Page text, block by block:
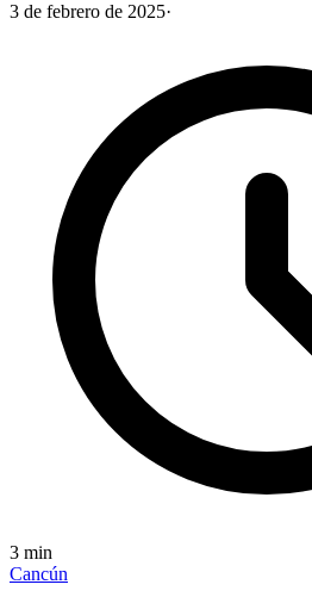
3 de febrero de 2025·
3 min
Cancún